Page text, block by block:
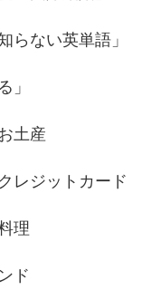
らない英単語」
」
土産
レジットカード
理
ド